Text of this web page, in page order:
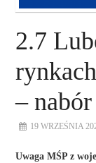
KONTAKT
2.7
–
19 WRZEŚNIA
Uwaga MŚP z